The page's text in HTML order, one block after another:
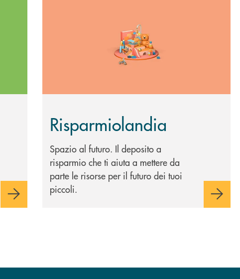
Risparmiolandia
Spazio al futuro. Il deposito a
risparmio che ti aiuta a mettere da
parte le risorse per il futuro dei tuoi
piccoli.